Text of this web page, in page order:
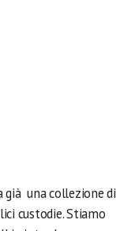
già una collezione di
custodie. Stiamo